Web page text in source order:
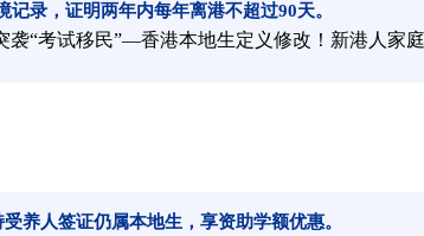
记录，证明两年内每年离港不超过90天。
养人签证仍属本地生，享资助学额优惠。